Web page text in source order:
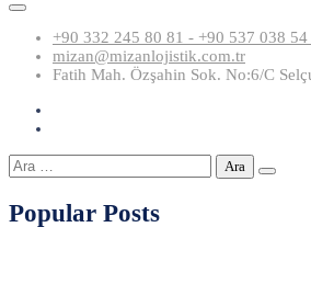
+90 332 245 80 81 - +90 537 038 54
mizan@mizanlojistik.com.tr
Fatih Mah. Özşahin Sok. No:6/C
Arama:
Popular Posts